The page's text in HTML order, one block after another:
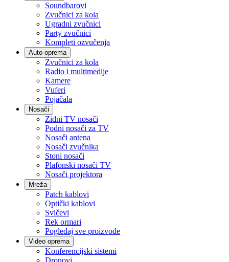
Soundbarovi
Zvučnici za kola
Ugradni zvučnici
Party zvučnici
Kompleti ozvučenja
Auto oprema
Zvučnici za kola
Radio i multimedije
Kamere
Vuferi
Pojačala
Nosači
Zidni TV nosači
Podni nosači za TV
Nosači antena
Nosači zvučnika
Stoni nosači
Plafonski nosači TV
Nosači projektora
Mreža
Patch kablovi
Optički kablovi
Svičevi
Rek ormari
Pogledaj sve proizvode
Video oprema
Konferencijski sistemi
Dronovi